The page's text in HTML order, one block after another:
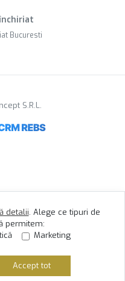
vizionare
Bucuresti
S.R.L.
detalii. Alege ce tipuri de
permitem:
Marketing
Accept tot